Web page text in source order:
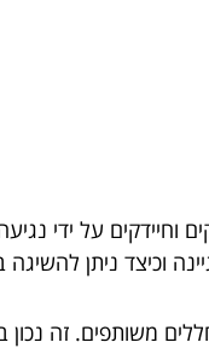
וחיידקים על ידי
וכיצד ניתן
משותפים. זה נכון